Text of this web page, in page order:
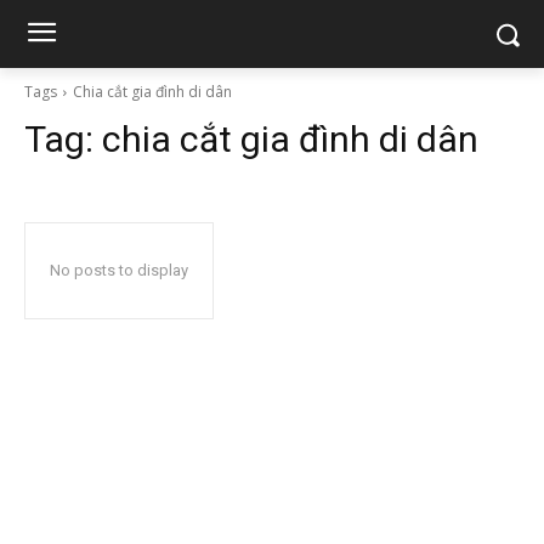
Tags Chia cắt gia đình di dân
Tag: chia cắt gia đình di dân
No posts to display